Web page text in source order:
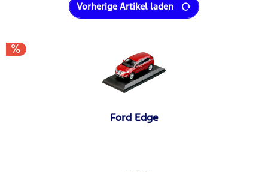
Vorherige Artikel laden
Ford Edge